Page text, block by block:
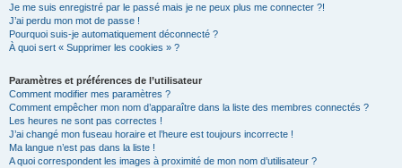
Je me suis enregistré par le passé mais je ne peux plus me connecter ?!
J’ai perdu mon mot de passe !
Pourquoi suis-je automatiquement déconnecté ?
À quoi sert « Supprimer les cookies » ?
Paramètres et préférences de l’utilisateur
Comment modifier mes paramètres ?
Comment empêcher mon nom d’apparaître dans la liste des membres connectés ?
Les heures ne sont pas correctes !
J’ai changé mon fuseau horaire et l’heure est toujours incorrecte !
Ma langue n’est pas dans la liste !
A quoi correspondent les images à proximité de mon nom d’utilisateur ?